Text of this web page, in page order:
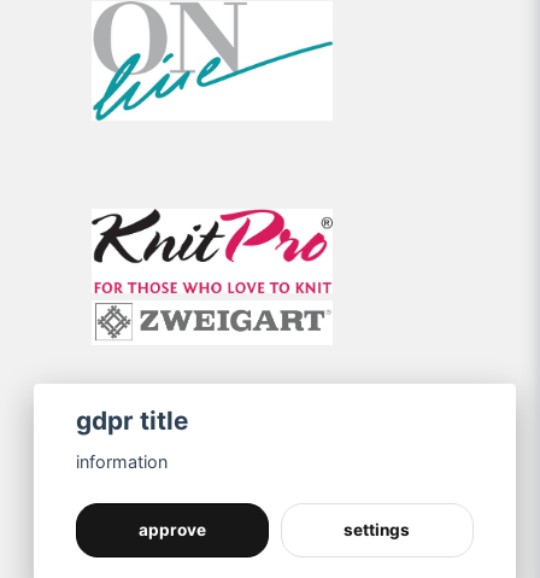
gdpr title
information
approve settings